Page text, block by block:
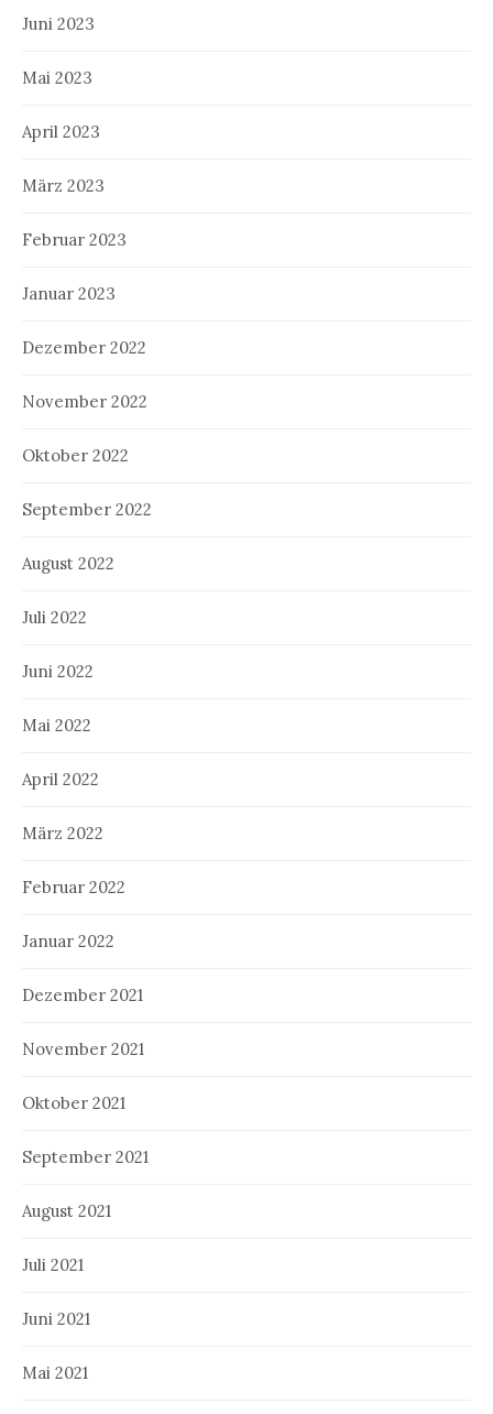
Juni 2023
Mai 2023
April 2023
März 2023
Februar 2023
Januar 2023
Dezember 2022
November 2022
Oktober 2022
September 2022
August 2022
Juli 2022
Juni 2022
Mai 2022
April 2022
März 2022
Februar 2022
Januar 2022
Dezember 2021
November 2021
Oktober 2021
September 2021
August 2021
Juli 2021
Juni 2021
Mai 2021